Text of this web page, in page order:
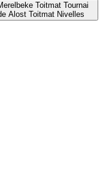
Toitmat Tournai
Alost Toitmat Nivelles